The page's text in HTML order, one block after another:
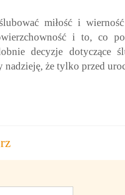
miłość i
i to, co
decyzje dotyczące
że tylko przed